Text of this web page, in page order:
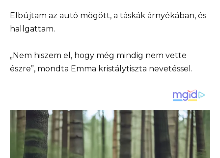
Elbújtam az autó mögött, a táskák árnyékában, és
hallgattam.
„Nem hiszem el, hogy még mindig nem vette
észre”, mondta Emma kristálytiszta nevetéssel.